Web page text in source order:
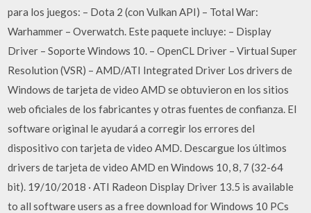
para los juegos: – Dota 2 (con Vulkan API) – Total War:
Warhammer – Overwatch. Este paquete incluye: – Display
Driver – Soporte Windows 10. – OpenCL Driver – Virtual Super
Resolution (VSR) – AMD/ATI Integrated Driver Los drivers de
Windows de tarjeta de video AMD se obtuvieron en los sitios
web oficiales de los fabricantes y otras fuentes de confianza. El
software original le ayudará a corregir los errores del
dispositivo con tarjeta de video AMD. Descargue los últimos
drivers de tarjeta de video AMD en Windows 10, 8, 7 (32-64
bit). 19/10/2018 · ATI Radeon Display Driver 13.5 is available
to all software users as a free download for Windows 10 PCs